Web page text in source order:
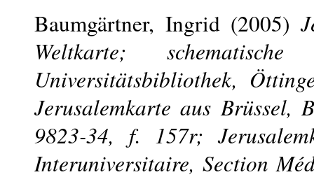
Baumgärtner, Ingrid(2005)
Weltkarte;
Universitätsbibliothek,
Jerusalemkarte aus Brüssel,
9823-34, f. 157r;
Interuniversitaire, Section